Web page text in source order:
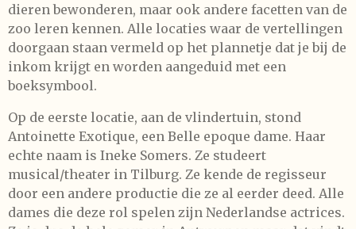
dieren bewonderen, maar ook andere facetten van de
zoo leren kennen. Alle locaties waar de vertellingen
doorgaan staan vermeld op het plannetje dat je bij de
inkom krijgt en worden aangeduid met een
boeksymbool.
Op de eerste locatie, aan de vlindertuin, stond
Antoinette Exotique, een Belle epoque dame. Haar
echte naam is Ineke Somers. Ze studeert
musical/theater in Tilburg. Ze kende de regisseur
door een andere productie die ze al eerder deed. Alle
dames die deze rol spelen zijn Nederlandse actrices.